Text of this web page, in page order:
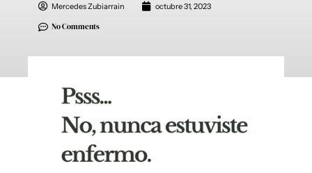
Mercedes Zubiarrain octubre 31, 2023
No Comments